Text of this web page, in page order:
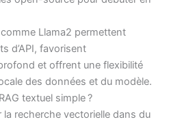
Llama2 permettent
d’API, favorisent
et offrent une flexibilité
des données et du modèle.
textuel simple ?
la recherche vectorielle dans du